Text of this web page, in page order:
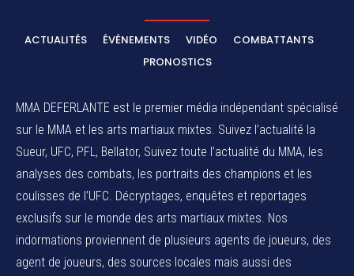
ACTUALITÉS ÉVÉNEMENTS VIDÉO
COMBATTANTS
PRONOSTICS
MMA DEFERLANTE est le premier média indépendant spécialisé
sur le MMA et les arts martiaux mixtes. Suivez l’actualité la
Sueur, UFC, PFL, Bellator, Suivez toute l’actualité du MMA, les
analyses des combats, les portraits des champions et les
coulisses de l’UFC. Décryptages, enquêtes et reportages
exclusifs sur le monde des arts martiaux mixtes. Nos
indormations proviennent de plusieurs agents de joueurs, des
agent de joueurs, des sources locales mais aussi des